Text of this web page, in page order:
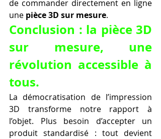
de commander directement en ligne
une pièce 3D sur mesure.
Conclusion : la pièce 3D
sur mesure, une
révolution accessible à
tous.
La démocratisation de l’impression
3D transforme notre rapport à
l’objet. Plus besoin d’accepter un
produit standardisé : tout devient